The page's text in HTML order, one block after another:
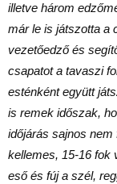
illetve három
már le is játszotta a
vezetőedző és
csapatot a tavaszi
esténként együtt
is remek időszak,
időjárás sajnos
kellemes, 15-16 fok
eső és fúj a szél,